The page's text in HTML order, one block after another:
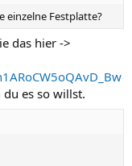
einzelne Festplatte?
das hier ->
du es so willst.